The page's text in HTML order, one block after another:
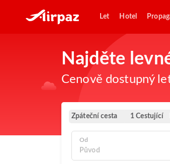
Let Hotel
Najděte
Cenově dostupný
Zpáteční cesta 1 Cestující
Od